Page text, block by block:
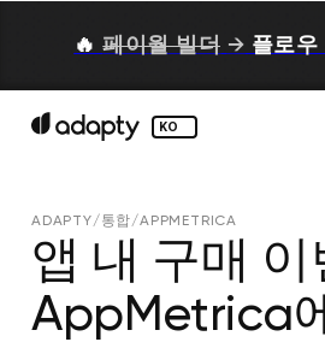
🔥페이월 빌더 → 플로우
KO
ADAPTY/ 통합/APPMETRICA
앱 내 구매 이
AppMetrica